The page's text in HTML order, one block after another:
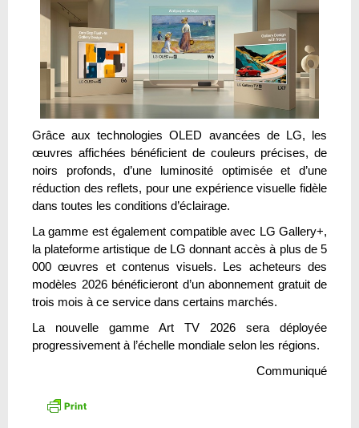
Grâce aux technologies OLED avancées de LG, les
œuvres affichées bénéficient de couleurs précises, de
noirs profonds, d’une luminosité optimisée et d’une
réduction des reflets, pour une expérience visuelle fidèle
dans toutes les conditions d’éclairage.
La gamme est également compatible avec LG Gallery+,
la plateforme artistique de LG donnant accès à plus de 5
000 œuvres et contenus visuels. Les acheteurs des
modèles 2026 bénéficieront d’un abonnement gratuit de
trois mois à ce service dans certains marchés.
La nouvelle gamme Art TV 2026 sera déployée
progressivement à l’échelle mondiale selon les régions.
Communiqué